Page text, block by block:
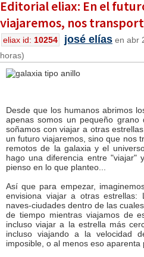
Editorial eliax: En el
viajaremos, nos
eliax id: 10254 josé elías en abr
horas)
Desde que los humanos abrimos
apenas somos un pequeño grano
soñamos con viajar a otras
un futuro viajaremos, sino que nos
remotos de la galaxia y el
hago una diferencia entre "viajar"
pienso en lo que planteo...
Así que para empezar,
envisiona viajar a otras
naves-ciudades dentro de las
de tiempo mientras viajamos de
incluso viajar a la estrella más
incluso viajando a la velocidad
imposible, o al menos eso aparenta